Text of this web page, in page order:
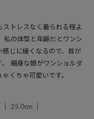
トレスなく着られる程よ
私の体型と年齢だとワンシ
じに緩くなるので、首が
細身な娘がワンショルダ
くちゃ可愛いです。
25.0cm